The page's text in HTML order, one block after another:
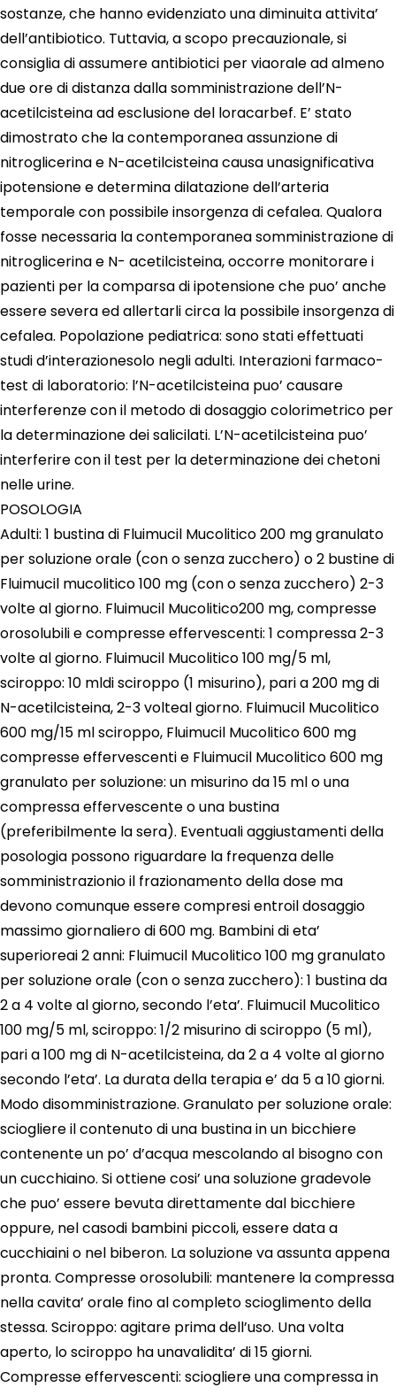
sostanze, che hanno evidenziato una diminuita attivita’
dell’antibiotico. Tuttavia, a scopo precauzionale, si
consiglia di assumere antibiotici per viaorale ad almeno
due ore di distanza dalla somministrazione dell’N-
acetilcisteina ad esclusione del loracarbef. E’ stato
dimostrato che la contemporanea assunzione di
nitroglicerina e N-acetilcisteina causa unasignificativa
ipotensione e determina dilatazione dell’arteria
temporale con possibile insorgenza di cefalea. Qualora
fosse necessaria la contemporanea somministrazione di
nitroglicerina e N- acetilcisteina, occorre monitorare i
pazienti per la comparsa di ipotensione che puo’ anche
essere severa ed allertarli circa la possibile insorgenza di
cefalea. Popolazione pediatrica: sono stati effettuati
studi d’interazionesolo negli adulti. Interazioni farmaco-
test di laboratorio: l’N-acetilcisteina puo’ causare
interferenze con il metodo di dosaggio colorimetrico per
la determinazione dei salicilati. L’N-acetilcisteina puo’
interferire con il test per la determinazione dei chetoni
nelle urine.
POSOLOGIA
Adulti: 1 bustina di Fluimucil Mucolitico 200 mg granulato
per soluzione orale (con o senza zucchero) o 2 bustine di
Fluimucil mucolitico 100 mg (con o senza zucchero) 2-3
volte al giorno. Fluimucil Mucolitico200 mg, compresse
orosolubili e compresse effervescenti: 1 compressa 2-3
volte al giorno. Fluimucil Mucolitico 100 mg/5 ml,
sciroppo: 10 mldi sciroppo (1 misurino), pari a 200 mg di
N-acetilcisteina, 2-3 volteal giorno. Fluimucil Mucolitico
600 mg/15 ml sciroppo, Fluimucil Mucolitico 600 mg
compresse effervescenti e Fluimucil Mucolitico 600 mg
granulato per soluzione: un misurino da 15 ml o una
compressa effervescente o una bustina
(preferibilmente la sera). Eventuali aggiustamenti della
posologia possono riguardare la frequenza delle
somministrazionio il frazionamento della dose ma
devono comunque essere compresi entroil dosaggio
massimo giornaliero di 600 mg. Bambini di eta’
superioreai 2 anni: Fluimucil Mucolitico 100 mg granulato
per soluzione orale (con o senza zucchero): 1 bustina da
2 a 4 volte al giorno, secondo l’eta’. Fluimucil Mucolitico
100 mg/5 ml, sciroppo: 1/2 misurino di sciroppo (5 ml),
pari a 100 mg di N-acetilcisteina, da 2 a 4 volte al giorno
secondo l’eta’. La durata della terapia e’ da 5 a 10 giorni.
Modo disomministrazione. Granulato per soluzione orale:
sciogliere il contenuto di una bustina in un bicchiere
contenente un po’ d’acqua mescolando al bisogno con
un cucchiaino. Si ottiene cosi’ una soluzione gradevole
che puo’ essere bevuta direttamente dal bicchiere
oppure, nel casodi bambini piccoli, essere data a
cucchiaini o nel biberon. La soluzione va assunta appena
pronta. Compresse orosolubili: mantenere la compressa
nella cavita’ orale fino al completo scioglimento della
stessa. Sciroppo: agitare prima dell’uso. Una volta
aperto, lo sciroppo ha unavalidita’ di 15 giorni.
Compresse effervescenti: sciogliere una compressa in